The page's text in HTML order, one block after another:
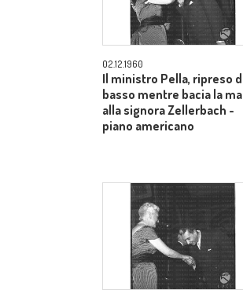
02.12.1960
Il ministro Pella, ripreso
basso mentre bacia la
alla signora Zellerbach -
piano americano